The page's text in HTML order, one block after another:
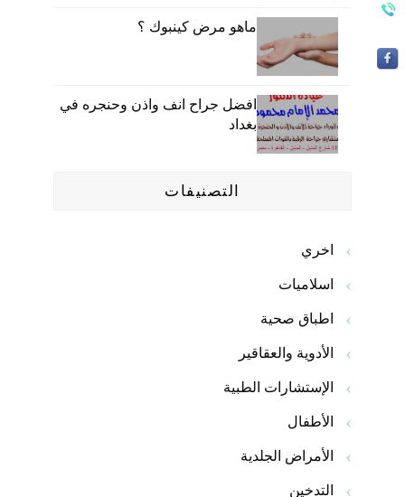
ماهو مرض كينبوك ؟
افضل جراح انف واذن وحنجره في
بغداد
التصنيفات
اخري
اسلاميات
اطباق صحية
الأدوية والعقاقير
الإستشارات الطبية
الأطفال
الأمراض الجلدية
التدخين